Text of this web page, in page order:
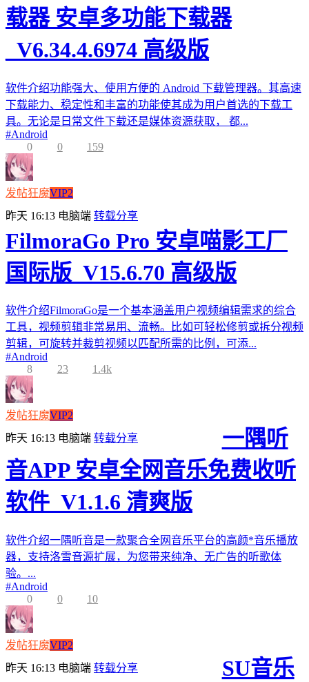
载器 安卓多功能下载器
_V6.34.4.6974 高级版
软件介绍功能强大、使用方便的 Android 下载管理器。其高速
下载能力、稳定性和丰富的功能使其成为用户首选的下载工
具。无论是日常文件下载还是媒体资源获取， 都...
#Android
0
0 159
发帖狂魔VIP2
昨天 16:13 电脑端 转载分享
FilmoraGo Pro 安卓喵影工厂
国际版_V15.6.70 高级版
软件介绍FilmoraGo是一个基本涵盖用户视频编辑需求的综合
工具，视频剪辑非常易用、流畅。比如可轻松修剪或拆分视频
剪辑，可旋转并裁剪视频以匹配所需的比例，可添...
#Android
8
23 1.4k
发帖狂魔VIP2
昨天 16:13 电脑端 转载分享
一隅听
音APP 安卓全网音乐免费收听
软件_V1.1.6 清爽版
软件介绍一隅听音是一款聚合全网音乐平台的高颜*音乐播放
器，支持洛雪音源扩展，为您带来纯净、无广告的听歌体
验。...
#Android
0
0 10
发帖狂魔VIP2
昨天 16:13 电脑端 转载分享
SU音乐